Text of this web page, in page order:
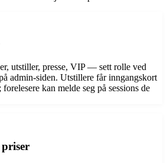
utstiller, presse, VIP — sett rolle ved
admin-siden. Utstillere får inngangskort
kan melde seg på sessions de